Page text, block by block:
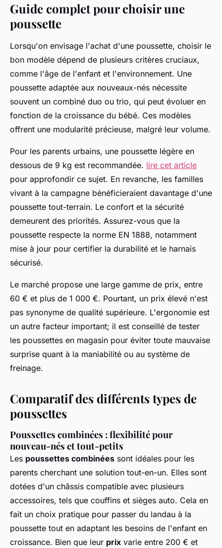
Guide complet pour choisir une
poussette
Lorsqu'on envisage l'achat d'une poussette, choisir le
bon modèle dépend de plusieurs critères cruciaux,
comme l'âge de l'enfant et l'environnement. Une
poussette adaptée aux nouveaux-nés nécessite
souvent un combiné duo ou trio, qui peut évoluer en
fonction de la croissance du bébé. Ces modèles
offrent une modularité précieuse, malgré leur volume.
Pour les parents urbains, une poussette légère en
dessous de 9 kg est recommandée. lire cet article
pour approfondir ce sujet. En revanche, les familles
vivant à la campagne bénéficieraient davantage d'une
poussette tout-terrain. Le confort et la sécurité
demeurent des priorités. Assurez-vous que la
poussette respecte la norme EN 1888, notamment
mise à jour pour certifier la durabilité et le harnais
sécurisé.
Le marché propose une large gamme de prix, entre
60 € et plus de 1 000 €. Pourtant, un prix élevé n'est
pas synonyme de qualité supérieure. L'ergonomie est
un autre facteur important; il est conseillé de tester
les poussettes en magasin pour éviter toute mauvaise
surprise quant à la maniabilité ou au système de
freinage.
Comparatif des différents types de
poussettes
Poussettes combinées : flexibilité pour
nouveau-nés et tout-petits
Les poussettes combinées sont idéales pour les
parents cherchant une solution tout-en-un. Elles sont
dotées d'un châssis compatible avec plusieurs
accessoires, tels que couffins et sièges auto. Cela en
fait un choix pratique pour passer du landau à la
poussette tout en adaptant les besoins de l'enfant en
croissance. Bien que leur prix varie entre 200 € et